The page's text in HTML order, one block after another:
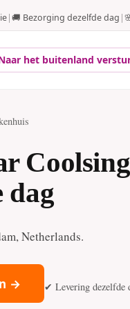
|🚚 Bezorging dezelfde dag |
het buitenland
dag
Netherlands.
→ ✔ Levering